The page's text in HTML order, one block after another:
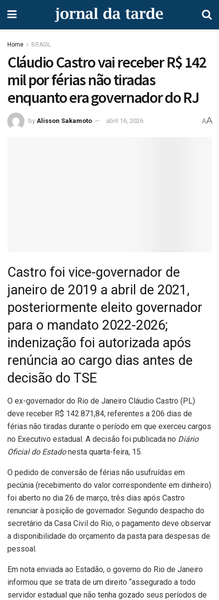
Home BRASIL
Cláudio Castro vai receber R$ 142
mil por férias não tiradas
enquanto era governador do RJ
by Alisson Sakamoto abril 16, 2026 AA
Castro foi vice-governador de
janeiro de 2019 a abril de 2021,
posteriormente eleito governador
para o mandato 2022-2026;
indenização foi autorizada após
renúncia ao cargo dias antes de
decisão do TSE
O ex-governador do Rio de Janeiro Cláudio Castro (PL)
deve receber R$ 142.871,84, referentes a 206 dias de
férias não tiradas durante o período em que exerceu cargos
no Executivo estadual. A decisão foi publicada no Diário
Oficial do Estadonesta quarta-feira, 15.
O pedido de conversão de férias não usufruídas em
pecúnia (recebimento do valor correspondente em dinheiro)
foi aberto no dia 26 de março, três dias após Castro
renunciar à posição de governador. Segundo despacho do
secretário da Casa Civil do Rio, o pagamento deve observar
a disponibilidade do orçamento da pasta para despesas de
pessoal.
Em nota enviada ao Estadão, o governo do Rio de Janeiro
informou que se trata de um direito “assegurado a todo
servidor estadual que não tenha gozado seus períodos de